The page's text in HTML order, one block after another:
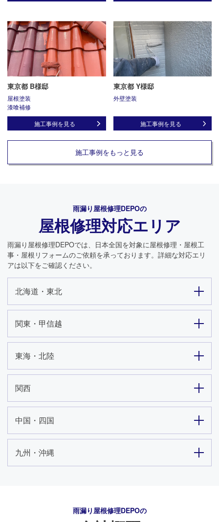
東京都 B様邸
屋根塗装
漆喰補修
施工事例を見る
東京都 Y様邸
外壁塗装
施工事例を見る
施工事例をもっと見る
雨漏り屋根修理DEPOの
屋根修理対応エリア
雨漏り屋根修理DEPOでは、日本全国を対象に屋根修理・屋根工
事・屋根リフォームのご依頼を承っております。詳細な対応エリ
アは以下をご確認ください。
北海道・東北
関東・甲信越
東海・北陸
関西
中国・四国
九州・沖縄
雨漏り屋根修理DEPOの